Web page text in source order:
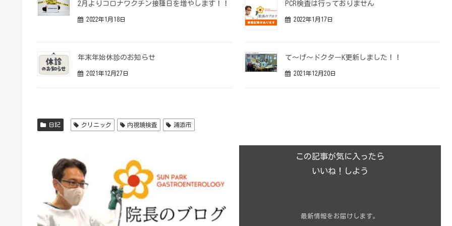
2月よりコロナワクチン接種日を増やします！！
2022年1月18日
PCR検査は行っておりません
2022年1月17日
年末年始休診のお知らせ
2021年12月27日
て～げ～ドクターK更新しました！！
2021年12月20日
日記 クリニック 内視鏡検査 浦添市
この記事が気に入ったら
いいね！しよう
最新情報をお届けします。